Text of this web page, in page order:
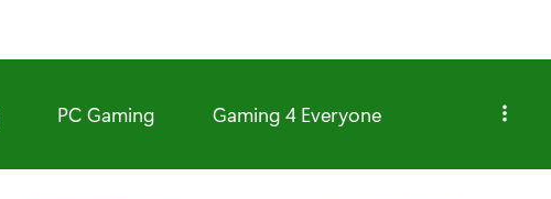
PC Gaming Gaming 4 Everyone